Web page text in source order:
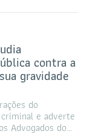
contra a
gravidade
do
e adverte
Advogados do…